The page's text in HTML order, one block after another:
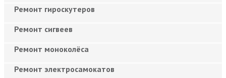
Ремонт гироскутеров
Ремонт сигвеев
Ремонт моноколёса
Ремонт электросамокатов